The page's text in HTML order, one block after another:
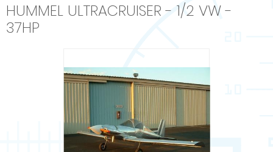
HUMMEL ULTRACRUISER - 1/2 VW -
37HP